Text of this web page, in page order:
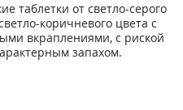
таблетки от светло-серого
коричневого цвета с
вкраплениями, с риской
запахом.